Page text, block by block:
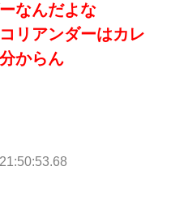
なんだよな
リアンダーはカレ
からん